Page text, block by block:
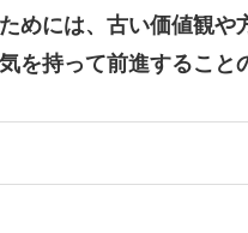
めには、古い価値観や
を持って前進すること